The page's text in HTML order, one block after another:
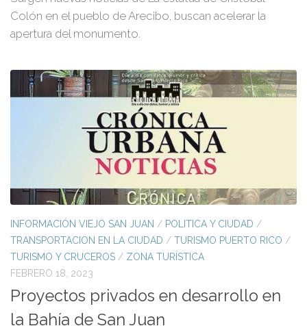
Colón en el pueblo de Arecibo, buscan acelerar la
apertura del monumento.
INFORMACIÓN VIEJO SAN JUAN / POLITICA Y CIUDAD /
TRANSPORTACION EN LA CIUDAD / TURISMO PUERTO RICO /
TURISMO Y CRUCEROS / ZONA TURÍSTICA
FEBRERO 18, 2023
Proyectos privados en desarrollo en
la Bahía de San Juan